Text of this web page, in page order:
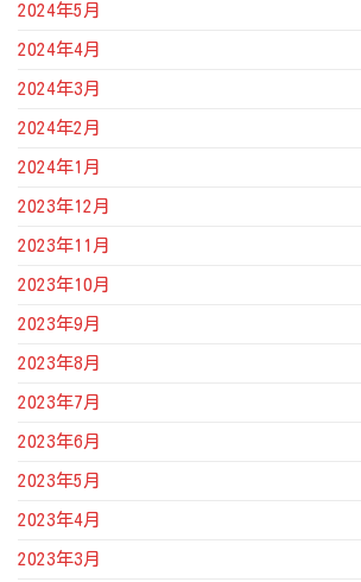
2024年5月
2024年4月
2024年3月
2024年2月
2024年1月
2023年12月
2023年11月
2023年10月
2023年9月
2023年8月
2023年7月
2023年6月
2023年5月
2023年4月
2023年3月